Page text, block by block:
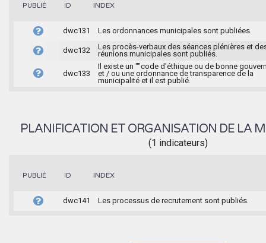
PUBLIÉ ID INDEX
dwc131 Les ordonnances municipales sont publiées.
dwc132
Les procès-verbaux des séances plénières et
réunions municipales sont publiés.
dwc133
Il existe un ""code d'éthique ou de bonne
et / ou une ordonnance de transparence de la
municipalité et il est publié.
PLANIFICATION ET ORGANISATION DE LA
(1 indicateurs)
PUBLIÉ ID INDEX
dwc141 Les processus de recrutement sont publiés.